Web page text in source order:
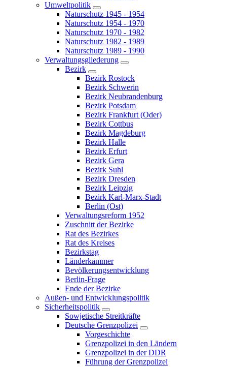
Umweltpolitik
Naturschutz 1945 - 1954
Naturschutz 1954 - 1970
Naturschutz 1970 - 1982
Naturschutz 1982 - 1989
Naturschutz 1989 - 1990
Verwaltungsgliederung
Bezirk
Bezirk Rostock
Bezirk Schwerin
Bezirk Neubrandenburg
Bezirk Potsdam
Bezirk Frankfurt (Oder)
Bezirk Cottbus
Bezirk Magdeburg
Bezirk Halle
Bezirk Erfurt
Bezirk Gera
Bezirk Suhl
Bezirk Dresden
Bezirk Leipzig
Bezirk Karl-Marx-Stadt
Berlin (Ost)
Verwaltungsreform 1952
Zuschnitt der Bezirke
Rat des Bezirkes
Rat des Kreises
Bezirkstag
Länderkammer
Bevölkerungsentwicklung
Berlin-Frage
Ende der Bezirke
Außen- und Entwicklungspolitik
Sicherheitspolitik
Sowjetische Streitkräfte
Deutsche Grenzpolizei
Vorgeschichte
Grenzpolizei in den Ländern
Grenzpolizei in der DDR
Führung der Grenzpolizei